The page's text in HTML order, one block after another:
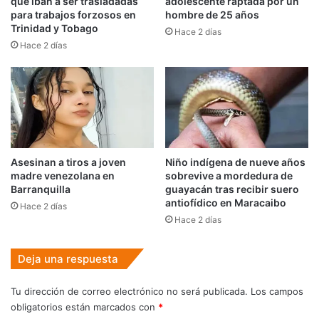
para trabajos forzosos en
Trinidad y Tobago
Hace 2 días
hombre de 25 años
Hace 2 días
Asesinan a tiros a joven
madre venezolana en
Barranquilla
Hace 2 días
Niño indígena de nueve años
sobrevive a mordedura de
guayacán tras recibir suero
antiofídico en Maracaibo
Hace 2 días
Deja una respuesta
Tu dirección de correo electrónico no será publicada. Los campos
obligatorios están marcados con *